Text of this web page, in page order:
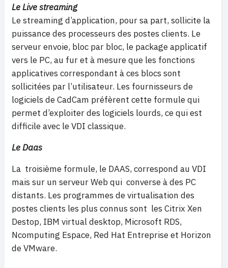
Le Live streaming
Le streaming d’application, pour sa part, sollicite la
puissance des processeurs des postes clients. Le
serveur envoie, bloc par bloc, le package applicatif
vers le PC, au fur et à mesure que les fonctions
applicatives correspondant à ces blocs sont
sollicitées par l’utilisateur. Les fournisseurs de
logiciels de CadCam préfèrent cette formule qui
permet d’exploiter des logiciels lourds, ce qui est
difficile avec le VDI classique.
Le Daas
La troisième formule, le DAAS, correspond au VDI
mais sur un serveur Web qui converse à des PC
distants. Les programmes de virtualisation des
postes clients les plus connus sont les Citrix Xen
Destop, IBM virtual desktop, Microsoft RDS,
Ncomputing Espace, Red Hat Entreprise et Horizon
de VMware.